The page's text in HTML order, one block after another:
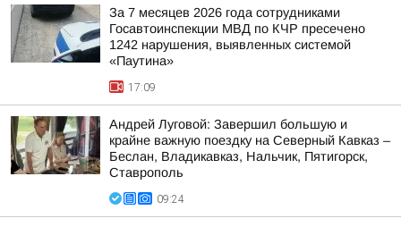
За 7 месяцев 2026 года сотрудниками
Госавтоинспекции МВД по КЧР пресечено
1242 нарушения, выявленных системой
«Паутина»
17:09
Андрей Луговой: Завершил большую и
крайне важную поездку на Северный Кавказ –
Беслан, Владикавказ, Нальчик, Пятигорск,
Ставрополь
09:24